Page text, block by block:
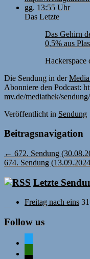
gg. 13:55 Uhr
Das Letzte
Das Gehirn
0,5% aus
Hackerspace
Die Sendung in der
Abonniere den Podcast:
mv.de/mediathek/
Veröffentlicht in Sendung
Beitragsnavigation
← 672. Sendung
674. Sendung
Letzte
Freitag nach eins
Follow us